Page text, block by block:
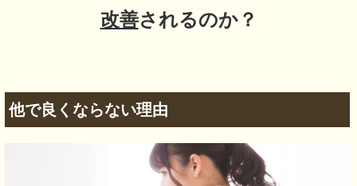
改善されるのか？
他で良くならない理由